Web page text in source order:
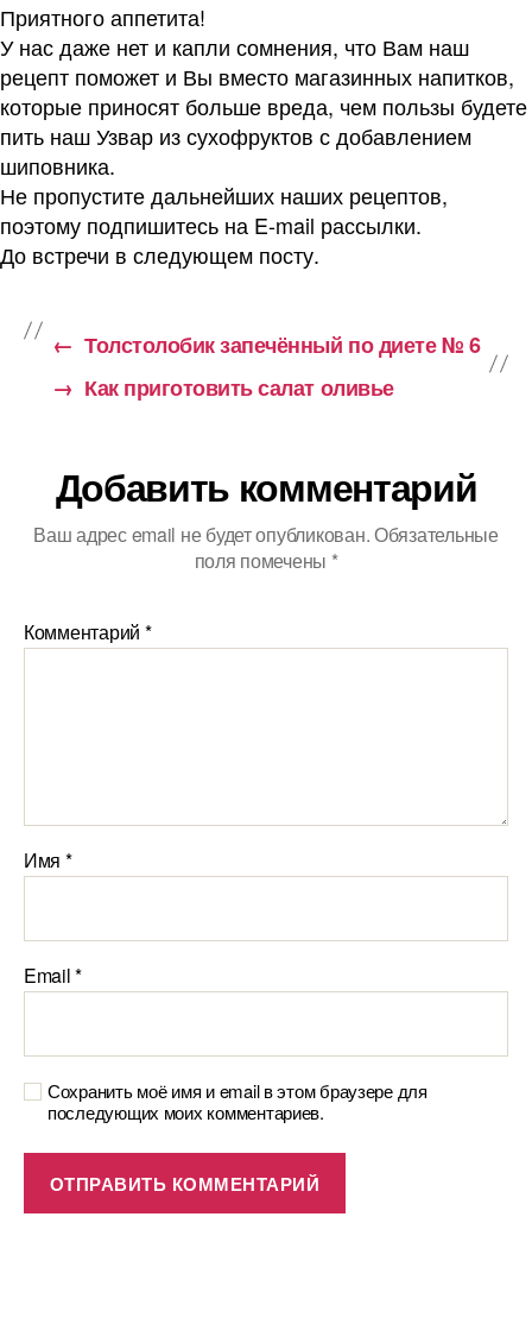
Приятного аппетита!
У нас даже нет и капли сомнения, что Вам наш
рецепт поможет и Вы вместо магазинных напитков,
которые приносят больше вреда, чем пользы будете
пить наш Узвар из сухофруктов с добавлением
шиповника.
Не пропустите дальнейших наших рецептов,
поэтому подпишитесь на E-mail рассылки.
До встречи в следующем посту.
← Толстолобик запечённый по диете № 6
→ Как приготовить салат оливье
Добавить комментарий
Ваш адрес email не будет опубликован.Обязательные
поля помечены *
Комментарий *
Имя *
Email*
Сохранить моё имя и email в этом браузере для
последующих моих комментариев.